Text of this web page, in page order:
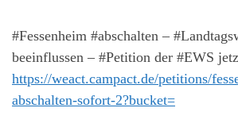
#Fessenheim #abschalten –
beeinflussen – #Petition der #EWS
https://weact.campact.de/petitions/
abschalten-sofort-2?bucket=